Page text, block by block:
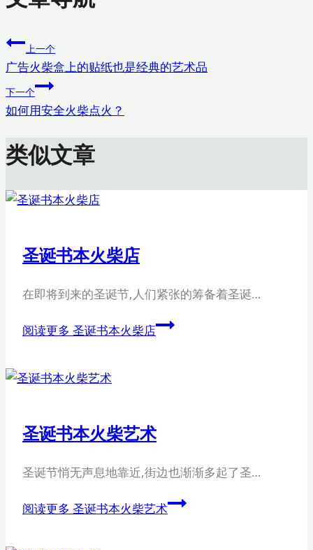
上一个
广告火柴盒上的贴纸也是经典的艺术品
下一个
如何用安全火柴点火？
类似文章
圣诞书本火柴店
在即将到来的圣诞节,人们紧张的筹备着圣诞…
阅读更多 圣诞书本火柴店
圣诞书本火柴艺术
圣诞节悄无声息地靠近,街边也渐渐多起了圣…
阅读更多 圣诞书本火柴艺术